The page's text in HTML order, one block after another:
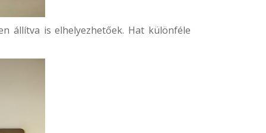
állítva is elhelyezhetőek. Hat különféle